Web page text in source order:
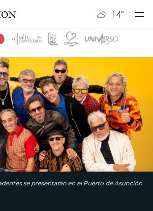
14°
se presentarán en el Puerto de Asunción.